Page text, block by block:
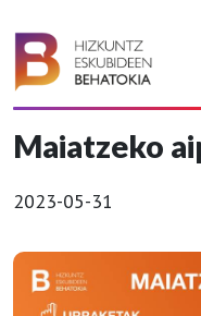
Maiatzeko
2023-05-31